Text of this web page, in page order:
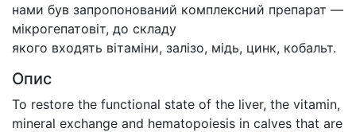
нами був запропонований комплексний препарат —
мікрогепатовіт, до складу
якого входять вітаміни, залізо, мідь, цинк, кобальт.
Опис
To restore the functional state of the liver, the vitamin,
mineral exchange and hematopoiesis in calves that are